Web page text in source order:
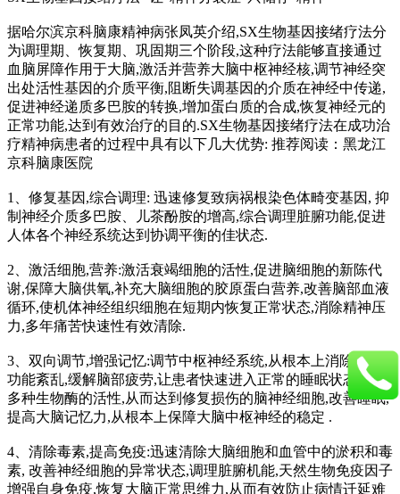
据哈尔滨京科脑康精神病张凤英介绍,SX生物基因接绪疗法分
为调理期、恢复期、巩固期三个阶段,这种疗法能够直接通过
血脑屏障作用于大脑,激活并营养大脑中枢神经核,调节神经突
出处活性基因的介质平衡,阻断失调基因的介质在神经中传递,
促进神经递质多巴胺的转换,增加蛋白质的合成,恢复神经元的
正常功能,达到有效治疗的目的.SX生物基因接绪疗法在成功治
疗精神病患者的过程中具有以下几大优势: 推荐阅读：黑龙江
京科脑康医院
1、修复基因,综合调理: 迅速修复致病祸根染色体畸变基因, 抑
制神经介质多巴胺、儿茶酚胺的增高,综合调理脏腑功能,促进
人体各个神经系统达到协调平衡的佳状态.
2、激活细胞,营养:激活衰竭细胞的活性,促进脑细胞的新陈代
谢,保障大脑供氧,补充大脑细胞的胶原蛋白营养,改善脑部血液
循环,使机体神经组织细胞在短期内恢复正常状态,消除精神压
力,多年痛苦快速性有效清除.
3、双向调节,增强记忆:调节中枢神经系统,从根本上消除神经
功能紊乱,缓解脑部疲劳,让患者快速进入正常的睡眠状态, 调节
多种生物酶的活性,从而达到修复损伤的脑神经细胞,改善睡眠,
提高大脑记忆力,从根本上保障大脑中枢神经的稳定 .
4、清除毒素,提高免疫:迅速清除大脑细胞和血管中的淤积和毒
素, 改善神经细胞的异常状态,调理脏腑机能,天然生物免疫因子
增强自身免疫,恢复大脑正常思维力,从而有效防止病情迁延难